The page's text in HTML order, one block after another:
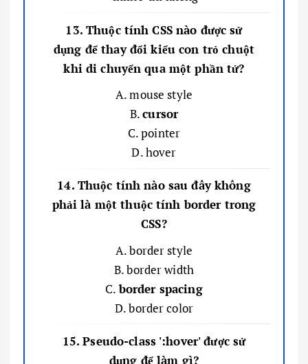
13. Thuộc tính CSS nào được sử
dụng để thay đổi kiểu con trỏ chuột
khi di chuyển qua một phần tử?
A. mouse style
B.cursor
C. pointer
D. hover
14. Thuộc tính nào sau đây không
phải là một thuộc tính border trong
CSS?
A. border style
B. border width
C.border spacing
D. border color
15. Pseudo-class ':hover' được sử
dụng để làm gì?